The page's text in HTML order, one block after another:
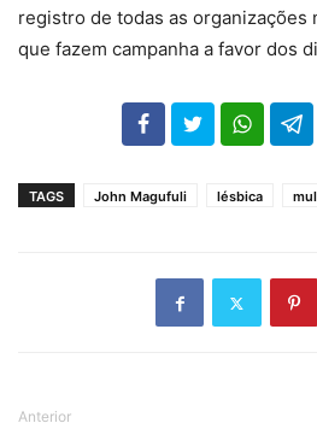
registro de todas as organizações
que fazem campanha a favor dos
102 35
TAGS John Magufuli lésbica
Anterior